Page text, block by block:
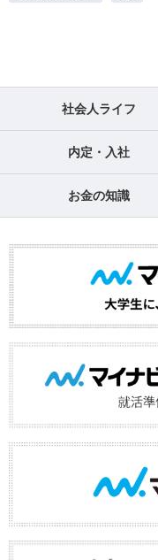
社会人ライフ
内定・入社
お金の知識